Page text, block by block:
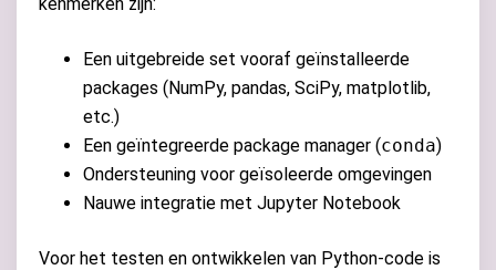
Een uitgebreide set vooraf geïnstalleerde
packages (NumPy, pandas, SciPy, matplotlib,
etc.)
Een geïntegreerde package manager (conda)
Ondersteuning voor geïsoleerde omgevingen
Nauwe integratie met Jupyter Notebook
Voor het testen en ontwikkelen van Python-code is